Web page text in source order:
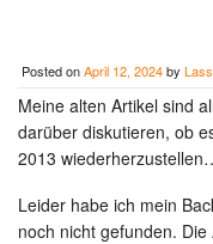
Posted onApril 12, 2024by
Meine alten Artikel sind
darüber diskutieren, ob
2013
Leider habe ich mein
noch nicht gefunden.